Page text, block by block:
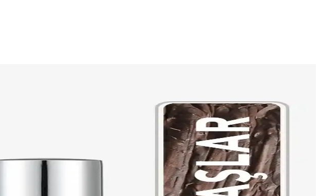
yüksek tutar, pratik kullanım ve uygun renk tonlarıyla günlük makyajda tercih edilir.
özelliklerini ve kullanıcı yorumlarını ele alarak en uygun seçimi yapmanıza yardımcı